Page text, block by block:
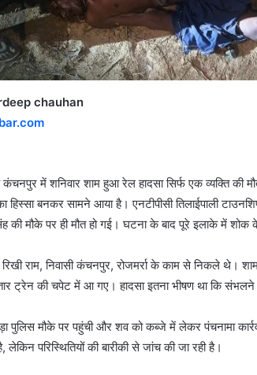
chauhan
कंचनपुर में शनिवार शाम हुआ रेल हादसा सिर्फ एक व्यक्ति की
का हिस्सा बनकर सामने आया है। एनटीपीसी तिलाईपाली
सिंह की मौके पर ही मौत हो गई। घटना के बाद पूरे इलाके में
रिखी राम, निवासी कंचनपुर, रोजमर्रा के काम से निकले
ट्रेन की चपेट में आ गए। हादसा इतना भीषण था कि संभलने
पुलिस मौके पर पहुंची और शव को कब्जे में लेकर पंचनामा
लेकिन परिस्थितियों की बारीकी से जांच की जा रही है।